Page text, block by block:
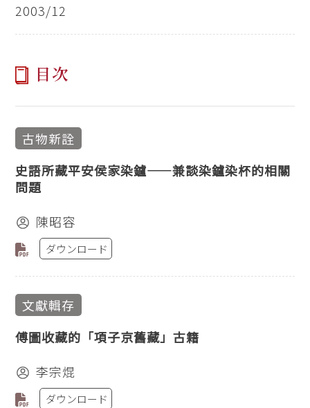
2003/12
目次
古物新詮
史語所藏平安侯家染鑪——兼談染鑪染杯的相關
問題
陳昭容
ダウンロード
文獻輯存
傅圖收藏的「項子京舊藏」古籍
李宗焜
ダウンロード